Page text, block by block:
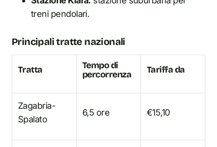
treni pendolari.
Principali tratte nazionali
Tratta
Tempo di
percorrenza
Tariffa da
Zagabria-
Spalato
6,5 ore €15,10